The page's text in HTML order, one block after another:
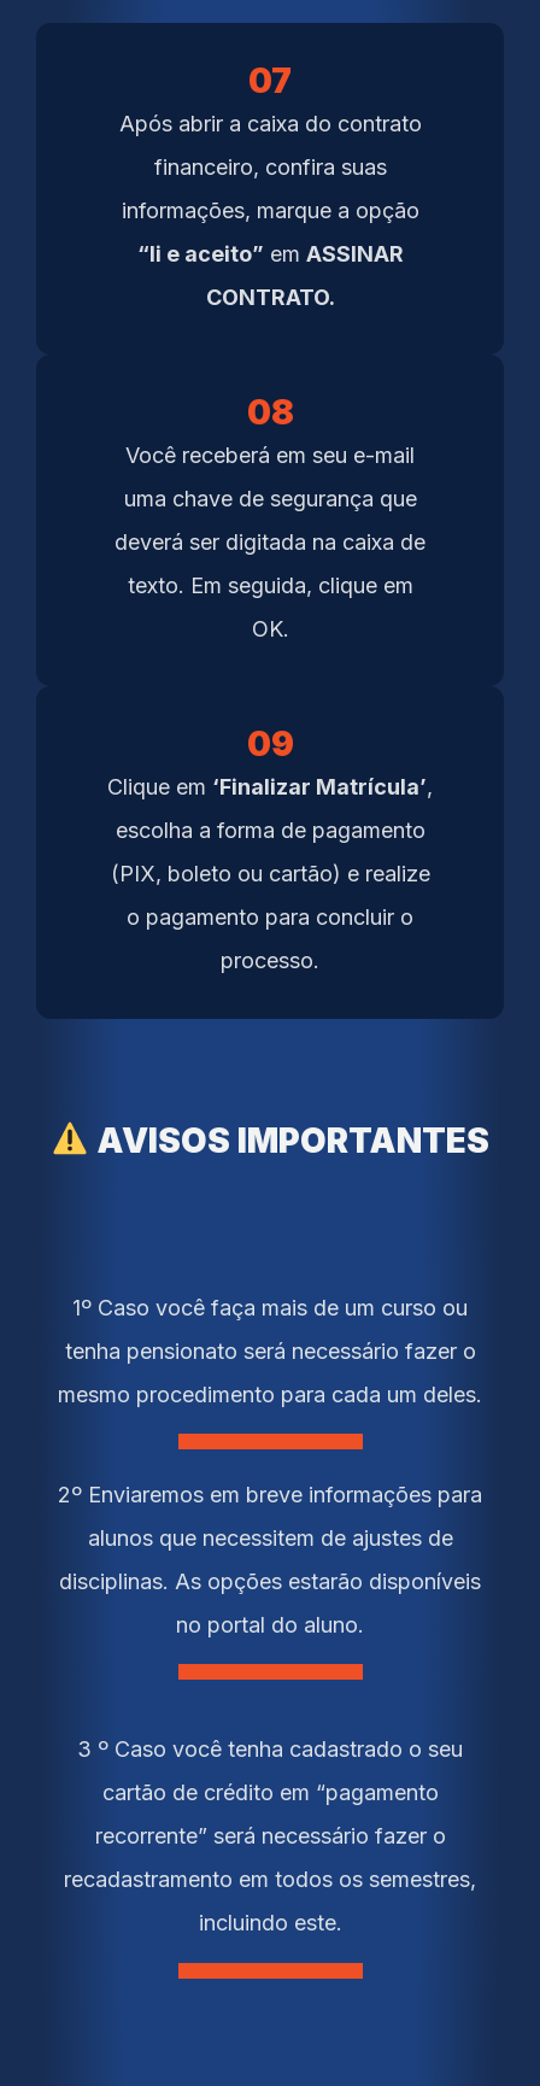
07
Após abrir a caixa do contrato
financeiro, confira suas
informações, marque a opção
“li e aceito” em ASSINAR
CONTRATO.
08
Você receberá em seu e-mail
uma chave de segurança que
deverá ser digitada na caixa de
texto. Em seguida, clique em
OK.
09
Clique em ‘Finalizar Matrícula’,
escolha a forma de pagamento
(PIX, boleto ou cartão) e realize
o pagamento para concluir o
processo.
AVISOS IMPORTANTES
1º Caso você faça mais de um curso ou
tenha pensionato será necessário fazer o
mesmo procedimento para cada um deles.
2º Enviaremos em breve informações para
alunos que necessitem de ajustes de
disciplinas. As opções estarão disponíveis
no portal do aluno.
3 º Caso você tenha cadastrado o seu
cartão de crédito em “pagamento
recorrente” será necessário fazer o
recadastramento em todos os semestres,
incluindo este.